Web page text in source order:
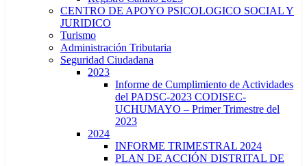
CENTRO DE APOYO PSICOLOGICO SOCIAL Y
JURIDICO
Turismo
Administración Tributaria
Seguridad Ciudadana
2023
Informe de Cumplimiento de Actividades
del PADSC-2023 CODISEC-
UCHUMAYO – Primer Trimestre del
2023
2024
INFORME TRIMESTRAL 2024
PLAN DE ACCIÓN DISTRITAL DE